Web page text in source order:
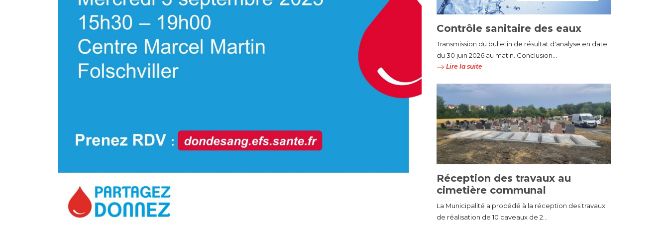
Contrôle sanitaire des eaux
Transmission du bulletin de résultat d'analyse en date
du 30 juin 2026 au matin. Conclusion...
Lire la suite
Réception des travaux au
cimetière communal
La Municipalité a procédé à la réception des travaux
de réalisation de 10 caveaux de 2...